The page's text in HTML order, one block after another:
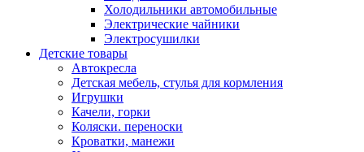
Холодильники автомобильные
Электрические чайники
Электросушилки
Детские товары
Автокресла
Детская мебель, стулья для кормления
Игрушки
Качели, горки
Коляски. переноски
Кроватки, манежи